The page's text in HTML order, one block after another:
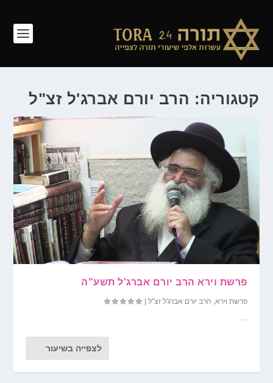
קטגוריה: הרב יורם אברג'ל זצ"ל
פרשת וירא הרב יורם אברג'ל תשע"ה
פרשת וירא הרב יורם אברג'ל זצ"ל |
לצפייה בשיעור